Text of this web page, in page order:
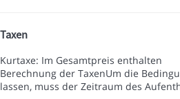
Taxen
Kurtaxe: Im Gesamtpreis enthalten
Berechnung der TaxenUm die
lassen, muss der Zeitraum des